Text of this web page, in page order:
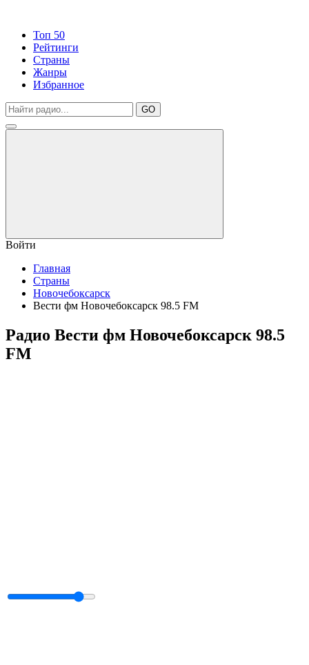
Топ 50
Рейтинги
Страны
Жанры
Избранное
GO
Войти
Главная
Страны
Новочебоксарск
Вести фм Новочебоксарск 98.5 FM
Радио Вести фм Новочебоксарск 98.5
FM